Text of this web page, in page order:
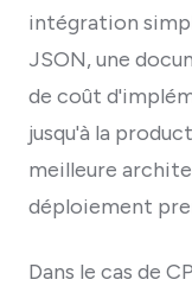
intégration
JSON, une
de coût
jusqu'à la
meilleure
déploiement
Dans le cas de